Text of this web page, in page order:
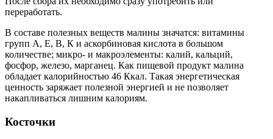
переработать.
В составе полезных веществ малины значатся: витамины
групп А, Е, В, К и аскорбиновая кислота в большом
количестве; микро- и макроэлементы: калий, кальций,
фосфор, железо, марганец. Как пищевой продукт малина
обладает калорийностью 46 Ккал. Такая энергетическая
ценность заряжает полезной энергией и не позволяет
накапливаться лишним калориям.
Косточки